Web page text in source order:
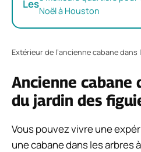
LesNoël à Houston
Extérieur de l’ancienne cabane
Ancienne cabane
du jardin des
Vous pouvez vivre une
une cabane dans les arbres